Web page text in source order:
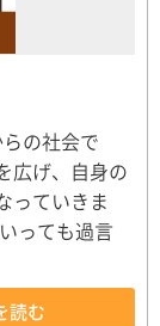
の社会で
広げ、自身の
っていきま
っても過言
読む